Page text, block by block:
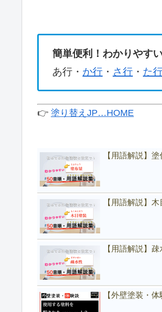
簡単便利！わかりやす
あ行・ か行 ・ さ行 ・ た
👉 塗り替えJP…HOME
【用語解説】
【用語解説】
【用語解説】
【外壁塗装・